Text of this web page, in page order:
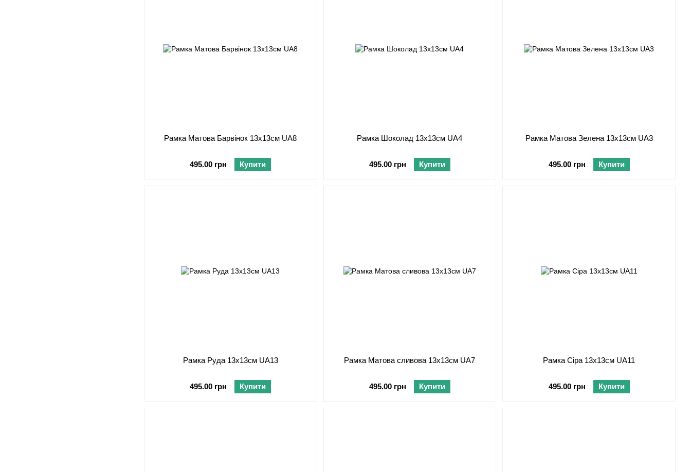
Рамка Матова Барвінок 13х13см UA8
495.00 грн Купити
Рамка Шоколад 13х13см UA4
495.00 грн Купити
Рамка Матова Зелена 13х13см UA3
495.00 грн Купити
Рамка Руда 13х13см UA13
495.00 грн Купити
Рамка Матова сливова 13х13см UA7
495.00 грн Купити
Рамка Сіра 13х13см UA11
495.00 грн Купити